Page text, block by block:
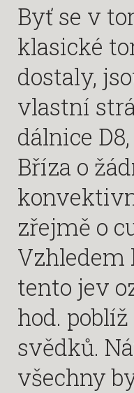
Byť se v
klasické
dostaly,
vlastní
dálnice
Bříza o
zřejmě o
Vzhledem
tento jev
hod.
svědků.
všechny